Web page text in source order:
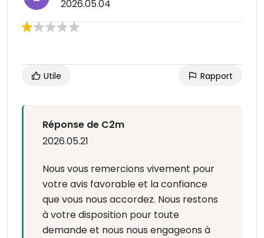
2026.05.04
Utile Rapport
Réponse de C2m
2026.05.21
Nous vous remercions vivement pour
votre avis favorable et la confiance
que vous nous accordez. Nous restons
à votre disposition pour toute
demande et nous nous engageons à